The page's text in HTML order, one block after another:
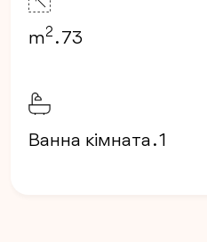
m2 . 73
Ванна кімната . 1